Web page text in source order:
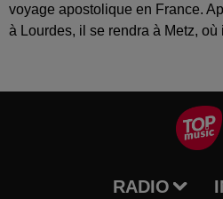
voyage apostolique en France.
à Lourdes, il se rendra à Metz, où
RADIO